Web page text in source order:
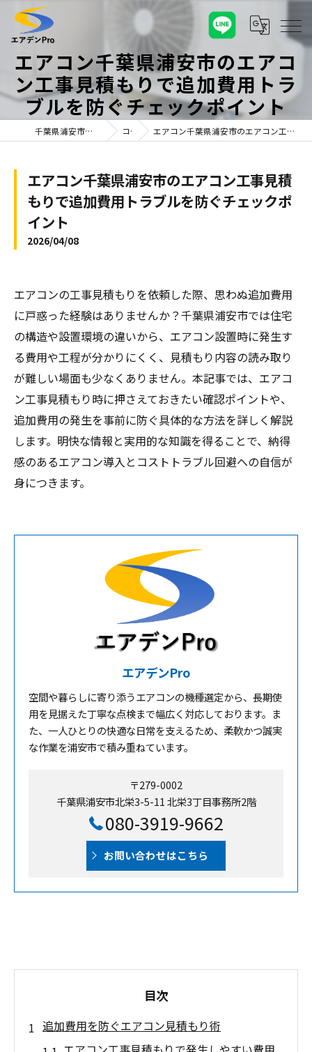
エアコン千葉県浦安市のエアコ
ン工事見積もりで追加費用トラ
ブルを防ぐチェックポイント
千葉県浦安市のエアコンならエアデンPro コラム エアコン千葉県浦安市のエアコン工事見積もりで追加費用トラブルを防ぐチェックポイント
エアコン千葉県浦安市のエアコン工事見積
もりで追加費用トラブルを防ぐチェックポ
イント
2026/04/08
エアコンの工事見積もりを依頼した際、思わぬ追加費用
に戸惑った経験はありませんか？千葉県浦安市では住宅
の構造や設置環境の違いから、エアコン設置時に発生す
る費用や工程が分かりにくく、見積もり内容の読み取り
が難しい場面も少なくありません。本記事では、エアコ
ン工事見積もり時に押さえておきたい確認ポイントや、
追加費用の発生を事前に防ぐ具体的な方法を詳しく解説
します。明快な情報と実用的な知識を得ることで、納得
感のあるエアコン導入とコストトラブル回避への自信が
身につきます。
エアデンPro
空間や暮らしに寄り添うエアコンの機種選定から、長期使
用を見据えた丁寧な点検まで幅広く対応しております。ま
た、一人ひとりの快適な日常を支えるため、柔軟かつ誠実
な作業を浦安市で積み重ねています。
〒279-0002
千葉県浦安市北栄3-5-11 北栄3丁目事務所2階
080-3919-9662
お問い合わせはこちら
目次
追加費用を防ぐエアコン見積もり術